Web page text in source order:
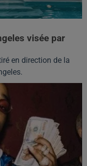
visée par
en direction de la